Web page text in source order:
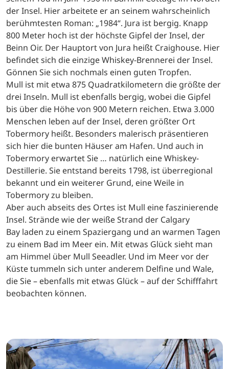
der Insel. Hier arbeitete er an seinem wahrscheinlich
berühmtesten Roman: „1984“. Jura ist bergig. Knapp
800 Meter hoch ist der höchste Gipfel der Insel, der
Beinn Oir. Der Hauptort von Jura heißt Craighouse. Hier
befindet sich die einzige Whiskey-Brennerei der Insel.
Gönnen Sie sich nochmals einen guten Tropfen.
Mull ist mit etwa 875 Quadratkilometern die größte der
drei Inseln. Mull ist ebenfalls bergig, wobei die Gipfel
bis über die Höhe von 900 Metern reichen. Etwa 3.000
Menschen leben auf der Insel, deren größter Ort
Tobermory heißt. Besonders malerisch präsentieren
sich hier die bunten Häuser am Hafen. Und auch in
Tobermory erwartet Sie … natürlich eine Whiskey-
Destillerie. Sie entstand bereits 1798, ist überregional
bekannt und ein weiterer Grund, eine Weile in
Tobermory zu bleiben.
Aber auch abseits des Ortes ist Mull eine faszinierende
Insel. Strände wie der weiße Strand der Calgary
Bay laden zu einem Spaziergang und an warmen Tagen
zu einem Bad im Meer ein. Mit etwas Glück sieht man
am Himmel über Mull Seeadler. Und im Meer vor der
Küste tummeln sich unter anderem Delfine und Wale,
die Sie – ebenfalls mit etwas Glück – auf der Schifffahrt
beobachten können.